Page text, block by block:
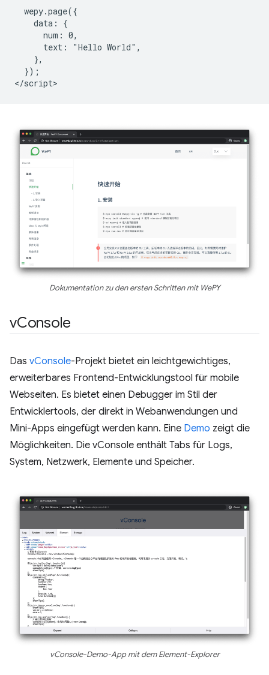
  wepy.page({
    data: {
      num: 0,
      text: "Hello World",
    },
  });
Dokumentation zu den ersten Schritten mit WePY
vConsole
Das vConsole-Projekt bietet ein leichtgewichtiges,
erweiterbares Frontend-Entwicklungstool für mobile
Webseiten. Es bietet einen Debugger im Stil der
Entwicklertools, der direkt in Webanwendungen und
Mini-Apps eingefügt werden kann. Eine Demo zeigt die
Möglichkeiten. Die vConsole enthält Tabs für Logs,
System, Netzwerk, Elemente und Speicher.
vConsole-Demo-App mit dem Element-Explorer